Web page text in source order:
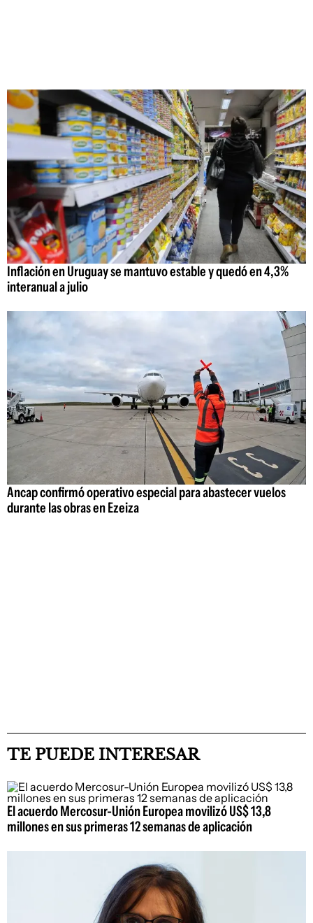
Inflación en Uruguay se mantuvo estable y quedó en 4,3%
interanual a julio
Ancap confirmó operativo especial para abastecer vuelos
durante las obras en Ezeiza
TE PUEDE INTERESAR
El acuerdo Mercosur-Unión Europea movilizó US$ 13,8
millones en sus primeras 12 semanas de aplicación